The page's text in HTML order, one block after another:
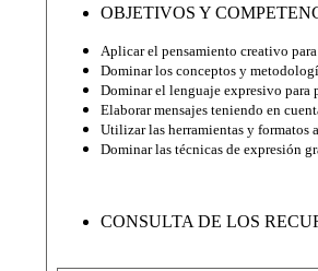
OBJETIVOS Y
Aplicar el pensamiento creativo
Dominar los conceptos y
Dominar el lenguaje expresivo para
Elaborar mensajes teniendo en
Utilizar las herramientas y formatos
Dominar las técnicas de expresión
CONSULTA DE LOS